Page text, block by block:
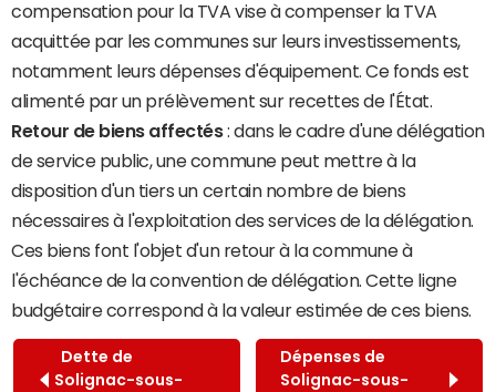
compensation pour la TVA vise à compenser la TVA
acquittée par les communes sur leurs investissements,
notamment leurs dépenses d'équipement. Ce fonds est
alimenté par un prélèvement sur recettes de l'État.
Retour de biens affectés: dans le cadre d'une délégation
de service public, une commune peut mettre à la
disposition d'un tiers un certain nombre de biens
nécessaires à l'exploitation des services de la délégation.
Ces biens font l'objet d'un retour à la commune à
l'échéance de la convention de délégation. Cette ligne
budgétaire correspond à la valeur estimée de ces biens.
Dette de
Solignac-sous-
Dépenses de
Solignac-sous-